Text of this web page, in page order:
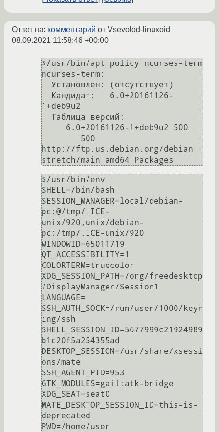
Ответ на: комментарий от Vsevolod-linuxoid
08.09.2021 11:58:46 +00:00
$/usr/bin/apt policy ncurses-term
ncurses-term:
1+deb9u2
http://ftp.us.debian.org/debian
$/usr/bin/env
SHELL=/bin/bash
SESSION_MANAGER=local/debian-
pc:@/tmp/.ICE-
unix/920,unix/debian-
pc:/tmp/.ICE-unix/920
WINDOWID=65011719
QT_ACCESSIBILITY=1
COLORTERM=truecolor
XDG_SESSION_PATH=/org/freedesktop
/DisplayManager/Session1
LANGUAGE=
SSH_AUTH_SOCK=/run/user/1000/keyr
ing/ssh
SHELL_SESSION_ID=5677999c21924989
b1c20f5a254355ad
DESKTOP_SESSION=/usr/share/xsessi
ons/mate
SSH_AGENT_PID=953
GTK_MODULES=gail:atk-bridge
XDG_SEAT=seat0
MATE_DESKTOP_SESSION_ID=this-is-
deprecated
PWD=/home/user